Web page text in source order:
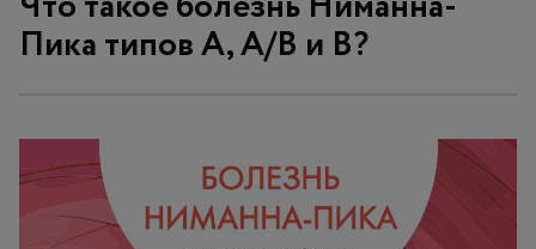
Пика типов А, А/В и В?